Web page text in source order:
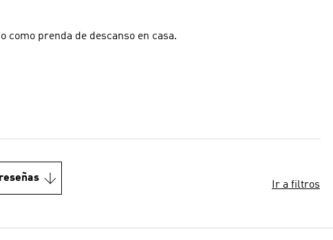
como prenda de descanso en casa.
Ir a filtros